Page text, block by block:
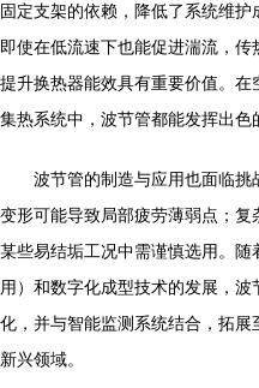
固定支架的依赖，降低了系统维护
即使在低流速下也能促进湍流，
提升换热器能效具有重要价值。
集热系统中，波节管都能发挥出色
波节管的制造与应用也面临
变形可能导致局部疲劳薄弱点；
某些易结垢工况中需谨慎选用。
用）和数字化成型技术的发展，
化，并与智能监测系统结合，拓
新兴领域。